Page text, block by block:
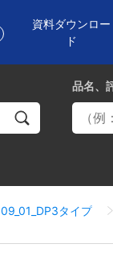
資料ダウンロー
ド
品名、
09_01_DP3タイプ